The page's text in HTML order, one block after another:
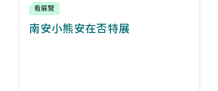
看展覽
南安小熊安在否特展